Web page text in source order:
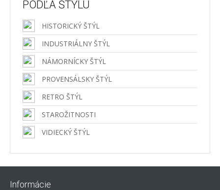
PODĽA ŠTÝLU
HISTORICKÝ ŠTÝL
INDUSTRIÁLNY ŠTÝL
NÁMORNÍCKY ŠTÝL
PROVENSÁLSKY ŠTÝL
RETRO ŠTÝL
STAROŽITNOSTI
VIDIECKÝ ŠTÝL
Informácie